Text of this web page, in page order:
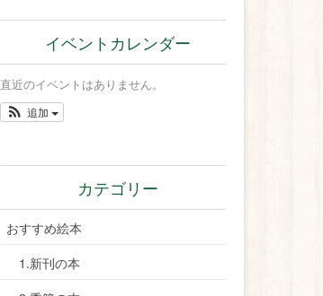
イベントカレンダー
直近のイベントはありません。
追加
カテゴリー
おすすめ絵本
1.新刊の本